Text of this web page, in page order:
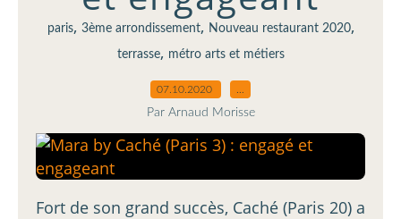
paris, 3ème arrondissement, Nouveau restaurant 2020,
terrasse, métro arts et métiers
07.10.2020
Par Arnaud Morisse
Fort de son grand succès, Caché (Paris 20) a